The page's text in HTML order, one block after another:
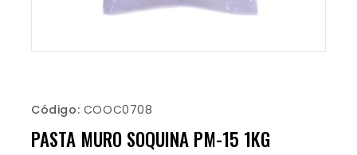
Código: COOC0708
PASTA MURO SOQUINA PM-15 1KG